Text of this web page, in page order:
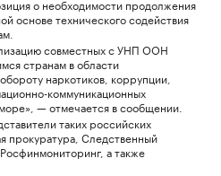
о необходимости продолжения
основе технического содействия
совместных с УНП ООН
странам в области
наркотиков, коррупции,
коммуникационных
— отмечается в сообщении.
таких российских
прокуратура, Следственный
а также